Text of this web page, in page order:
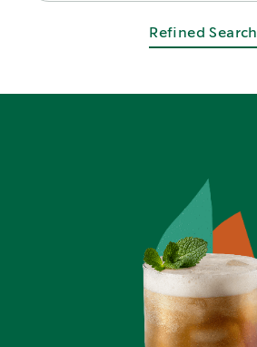
RECEITAS POPULARES
Refined Search